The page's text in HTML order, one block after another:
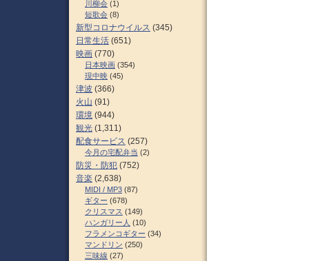
川柳会 (1)
短歌会 (8)
新型コロナウイルス (345)
日常生活 (651)
映画 (770)
日本映画 (354)
現中映 (45)
津波 (366)
火山 (91)
環境 (944)
観光 (1,311)
配食サービス (257)
今月の宅配弁当 (2)
防災・防犯 (752)
音楽 (2,638)
MIDI / MP3 (87)
ギター (678)
クリスマス (149)
ハンガリー人 (10)
フラメンコギター (34)
マンドリン (250)
三味線 (27)